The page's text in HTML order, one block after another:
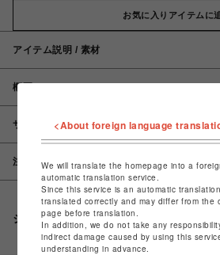
お気に入りアイテムに
アイテム説明 / 素材
概要
サイズ
注意事項
シェアする
<About foreign language
We will translate the homepage into a
automatic translation service.
Since this service is an automatic
translated correctly and may differ from the
page before translation.
In addition, we do not take any
indirect damage caused by using this
understanding in advance.